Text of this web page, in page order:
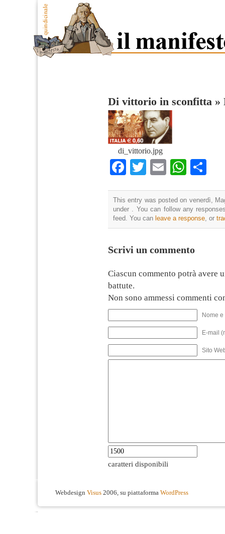
Di vittorio in sconfitta »
di_vittorio.jpg
Facebook
Twitter
Email
This entry was posted on venerdì,
under . You can follow any
feed. You can leave a response , or
Scrivi un commento
Ciascun commento potrà avere
battute.
Non sono ammessi commenti
Nome
E-mail
Sito
caratteri disponibili
Webdesign Visus 2006, su piattaforma WordPress